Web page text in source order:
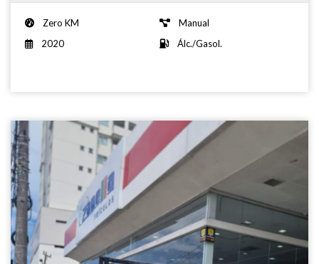
Zero KM
Manual
2020
Álc./Gasol.